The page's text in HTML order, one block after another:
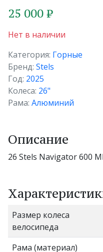
25 000 ₽
Нет в наличии
Категория: Горные
Бренд: Stels
Год: 2025
Колеса: 26"
Рама: Алюминий
Описание
26 Stels Navigator 600
Размер колеса
велосипеда
Рама (материал)